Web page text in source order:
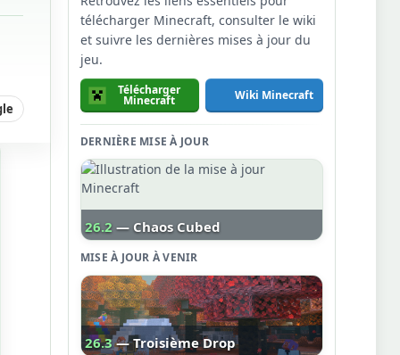
télécharger Minecraft, consulter le wiki
et suivre les dernières mises à jour du
jeu.
Télécharger
Minecraft Wiki Minecraft
DERNIÈRE MISE À JOUR
26.2 — Chaos Cubed
MISE À JOUR À VENIR
26.3 — Troisième Drop